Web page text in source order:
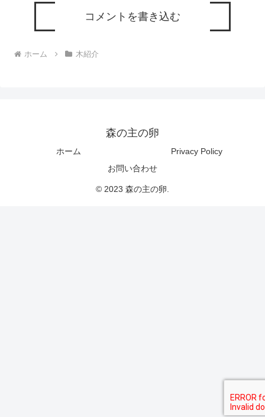
コメントを書き込む
ホーム 木紹介
森の主の卵
ホーム
Privacy Policy
お問い合わせ
© 2023 森の主の卵.